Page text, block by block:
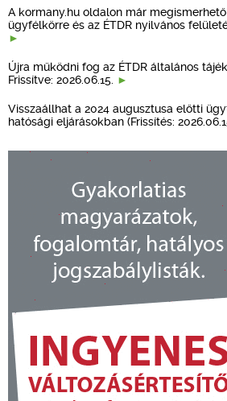
A kormany.hu oldalon már
ügyfélkörre és az ÉTDR nyilvános
Újra működni fog az ÉTDR általános
Frissítve: 2026.06.15.
Visszaállhat a 2024 augusztusa előtti
hatósági eljárásokban (Frissítés: